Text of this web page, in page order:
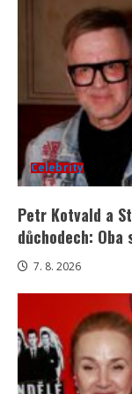
Celebrity
Petr Kotvald a
důchodech:
7. 8. 2026